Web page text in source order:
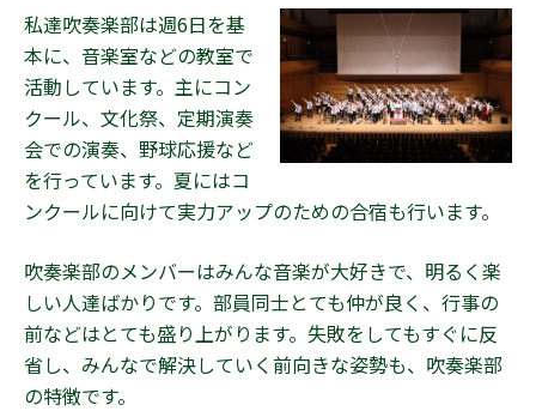
入試案内
Q&A
受験生の方へ
デジタルパンフレット
アクセス
新着情報
安全への取り組み
私達吹奏楽部は週6日を基
本に、音楽室などの教室で
活動しています。主にコン
クール、文化祭、定期演奏
会での演奏、野球応援など
を行っています。夏にはコ
ンクールに向けて実力アップのための合宿も行います。
吹奏楽部のメンバーはみんな音楽が大好きで、明るく楽
しい人達ばかりです。部員同士とても仲が良く、行事の
前などはとても盛り上がります。失敗をしてもすぐに反
省し、みんなで解決していく前向きな姿勢も、吹奏楽部
の特徴です。